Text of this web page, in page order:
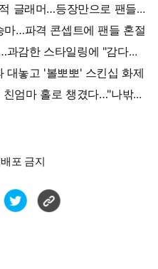
마…파격 콘셉트에 팬들 혼절
대놓고 '볼뽀뽀' 스킨십 화제
포 금지